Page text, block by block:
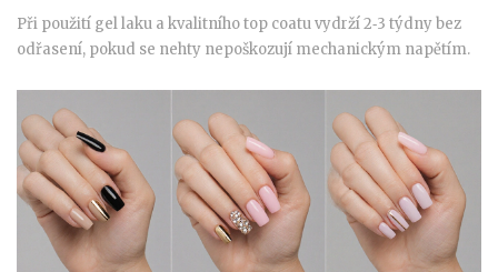
Při použití gel laku a kvalitního top coatu vydrží 2‑3 týdny bez
odřasení, pokud se nehty nepoškozují mechanickým napětím.